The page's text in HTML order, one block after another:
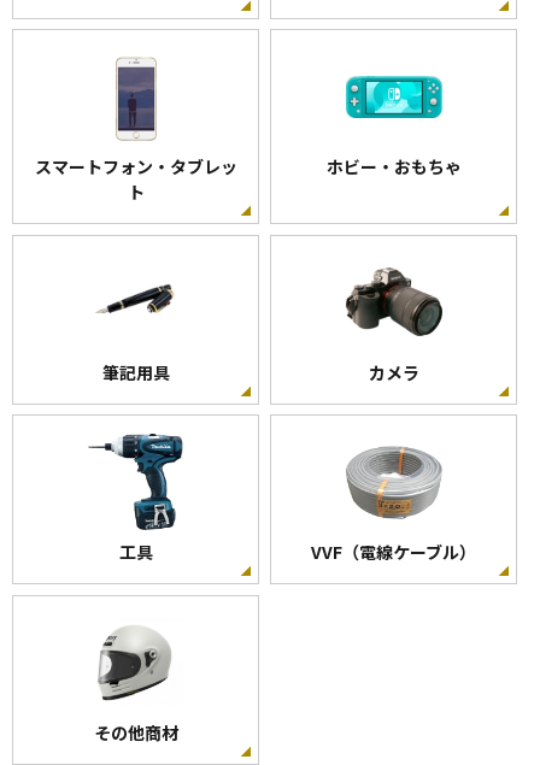
スマートフォン・タブレッ
ト
ホビー・おもちゃ
筆記用具 カメラ
工具 VVF（電線ケーブル）
その他商材